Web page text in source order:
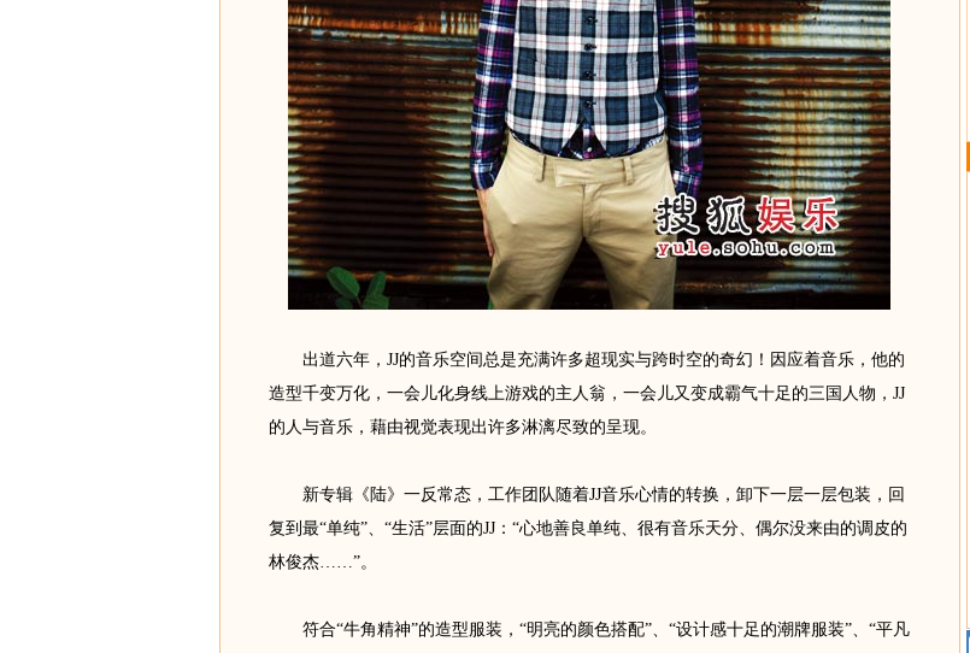
出道六年，JJ的音乐空间总是充满许多超现实与跨时空的奇幻！因应着音乐，他的
造型千变万化，一会儿化身线上游戏的主人翁，一会儿又变成霸气十足的三国人物，JJ
的人与音乐，藉由视觉表现出许多淋漓尽致的呈现。
新专辑《陆》一反常态，工作团队随着JJ音乐心情的转换，卸下一层一层包装，回
复到最“单纯”、“生活”层面的JJ：“心地善良单纯、很有音乐天分、偶尔没来由的调皮的
林俊杰……”。
符合“牛角精神”的造型服装，“明亮的颜色搭配”、“设计感十足的潮牌服装”、“平凡